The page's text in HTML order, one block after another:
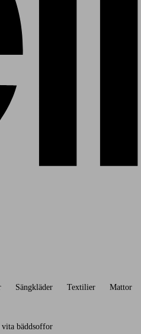
Sängkläder Textilier Mattor
vita bäddsoffor